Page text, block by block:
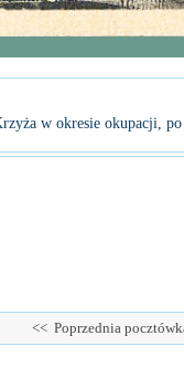
w okresie okupacji,
<< Poprzednia